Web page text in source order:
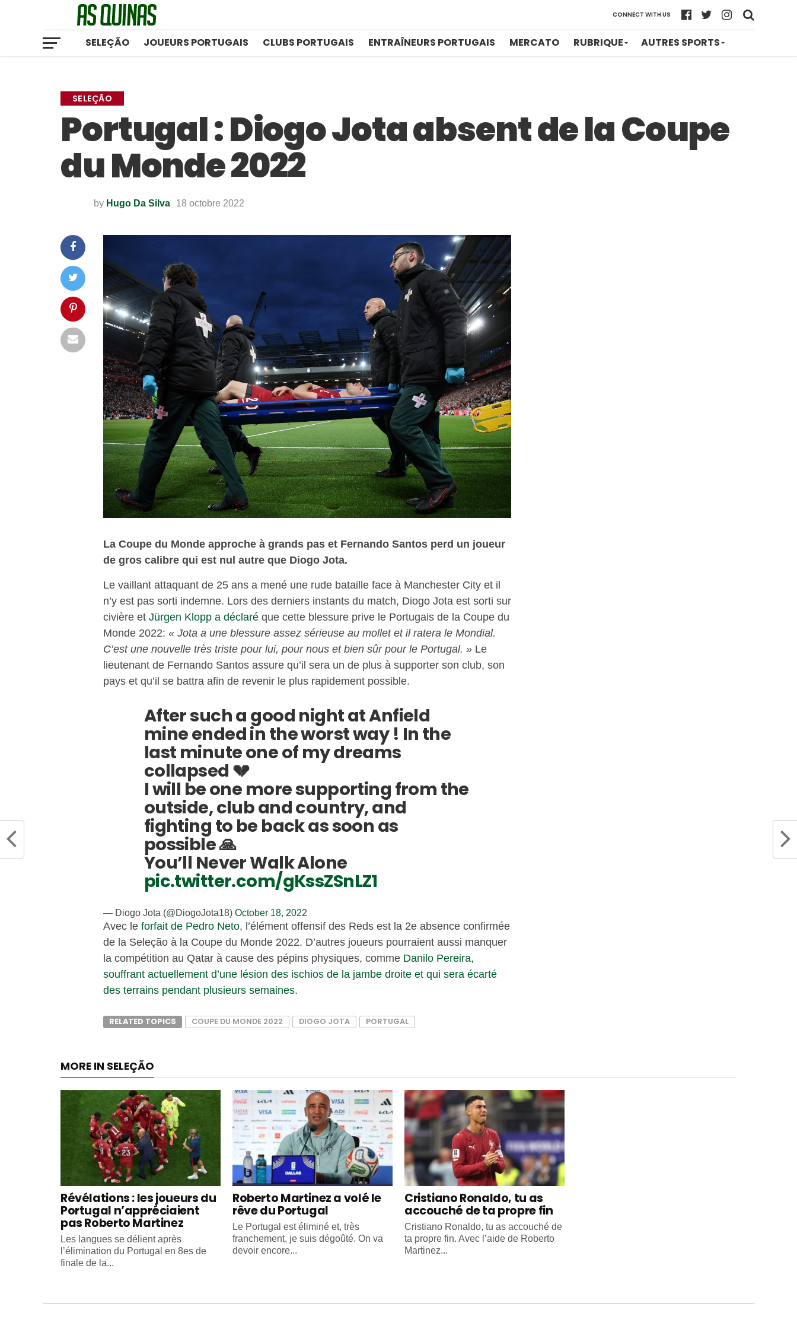
CONNECT WITH US
SELEÇÃO JOUEURS PORTUGAIS CLUBS PORTUGAIS ENTRAÎNEURS PORTUGAIS MERCATO RUBRIQUE AUTRES SPORTS
SELEÇÃO
Portugal : Diogo Jota absent de la Coupe
du Monde 2022
by Hugo Da Silva 18 octobre 2022
La Coupe du Monde approche à grands pas et Fernando Santos perd un joueur
de gros calibre qui est nul autre que Diogo Jota.
Le vaillant attaquant de 25 ans a mené une rude bataille face à Manchester City et il
n’y est pas sorti indemne. Lors des derniers instants du match, Diogo Jota est sorti sur
civière et Jürgen Klopp a déclaré que cette blessure prive le Portugais de la Coupe du
Monde 2022: « Jota a une blessure assez sérieuse au mollet et il ratera le Mondial.
C’est une nouvelle très triste pour lui, pour nous et bien sûr pour le Portugal. » Le
lieutenant de Fernando Santos assure qu’il sera un de plus à supporter son club, son
pays et qu’il se battra afin de revenir le plus rapidement possible.
After such a good night at Anfield
mine ended in the worst way ! In the
last minute one of my dreams
collapsed 💔
I will be one more supporting from the
outside, club and country, and
fighting to be back as soon as
possible 🙏
You’ll Never Walk Alone
pic.twitter.com/gKssZSnLZ1
— Diogo Jota (@DiogoJota18) October 18, 2022
Avec le forfait de Pedro Neto, l’élément offensif des Reds est la 2e absence confirmée
de la Seleção à la Coupe du Monde 2022. D’autres joueurs pourraient aussi manquer
la compétition au Qatar à cause des pépins physiques, comme Danilo Pereira,
souffrant actuellement d’une lésion des ischios de la jambe droite et qui sera écarté
des terrains pendant plusieurs semaines.
RELATED TOPICS COUPE DU MONDE 2022 DIOGO JOTA PORTUGAL
MORE IN SELEÇÃO
Révélations : les joueurs du
Portugal n’appréciaient
pas Roberto Martinez
Les langues se délient après
l’élimination du Portugal en 8es de
finale de la...
Roberto Martinez a volé le
rêve du Portugal
Le Portugal est éliminé et, très
franchement, je suis dégoûté. On va
devoir encore...
Cristiano Ronaldo, tu as
accouché de ta propre fin
Cristiano Ronaldo, tu as accouché de
ta propre fin. Avec l’aide de Roberto
Martinez...